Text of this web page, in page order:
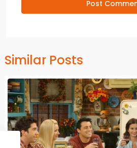
Similar Posts